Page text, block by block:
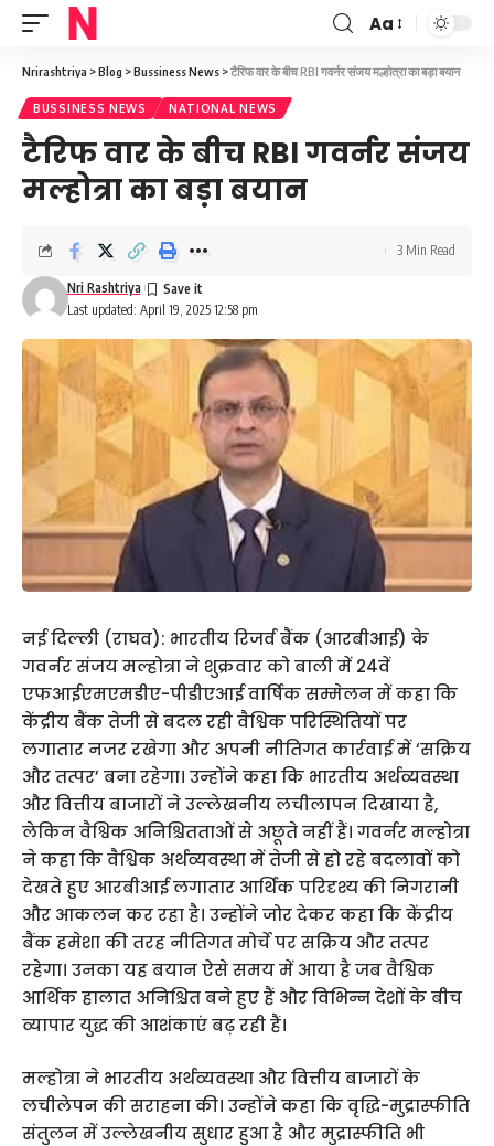
Font
Resizer
Aa
Nrirashtriya >Blog >Bussiness News >टैरिफ वार के बीच RBI गवर्नर संजय मल्होत्रा का बड़ा बयान
BUSSINESS NEWS NATIONAL NEWS
टैरिफ वार के बीच RBI गवर्नर संजय
मल्होत्रा का बड़ा बयान
Last updated: April 19, 2025 12:58 pm
Nri Rashtriya
3 Min Read
नई दिल्ली (राघव): भारतीय रिजर्व बैंक (आरबीआई) के
गवर्नर संजय मल्होत्रा ने शुक्रवार को बाली में 24वें
एफआईएमएमडीए-पीडीएआई वार्षिक सम्मेलन में कहा कि
केंद्रीय बैंक तेजी से बदल रही वैश्विक परिस्थितियों पर
लगातार नजर रखेगा और अपनी नीतिगत कार्रवाई में ‘सक्रिय
और तत्पर’ बना रहेगा। उन्होंने कहा कि भारतीय अर्थव्यवस्था
और वित्तीय बाजारों ने उल्लेखनीय लचीलापन दिखाया है,
लेकिन वैश्विक अनिश्चितताओं से अछूते नहीं हैं। गवर्नर मल्होत्रा
ने कहा कि वैश्विक अर्थव्यवस्था में तेजी से हो रहे बदलावों को
देखते हुए आरबीआई लगातार आर्थिक परिदृश्य की निगरानी
और आकलन कर रहा है। उन्होंने जोर देकर कहा कि केंद्रीय
बैंक हमेशा की तरह नीतिगत मोर्चे पर सक्रिय और तत्पर
रहेगा। उनका यह बयान ऐसे समय में आया है जब वैश्विक
आर्थिक हालात अनिश्चित बने हुए हैं और विभिन्न देशों के बीच
व्यापार युद्ध की आशंकाएं बढ़ रही हैं।
मल्होत्रा ने भारतीय अर्थव्यवस्था और वित्तीय बाजारों के
लचीलेपन की सराहना की। उन्होंने कहा कि वृद्धि-मुद्रास्फीति
संतुलन में उल्लेखनीय सुधार हुआ है और मुद्रास्फीति भी